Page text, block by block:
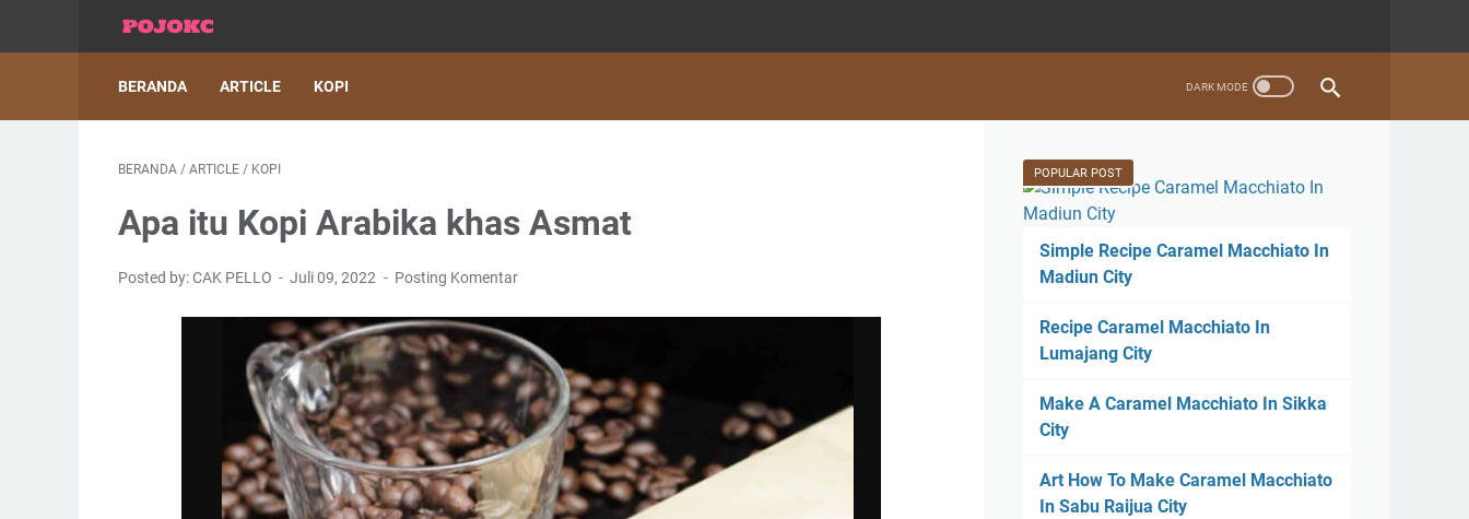
BERANDA ARTICLE KOPI
BERANDA / ARTICLE / KOPI
Apa itu Kopi Arabika khas Asmat
Posted by: CAK PELLO Juli 09, 2022 Posting Komentar
POPULAR POST
Simple Recipe Caramel Macchiato In
Madiun City
Recipe Caramel Macchiato In
Lumajang City
Make A Caramel Macchiato In Sikka
City
Art How To Make Caramel Macchiato
In Sabu Raijua City